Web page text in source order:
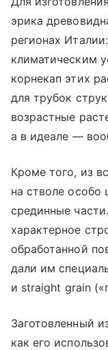
эрика
регионах
климатическим
корнекап этих
для трубок
возрастные
а в идеале —
Кроме того, из
на стволе особо
срединные
характерное
обработанной
дали им
и straight grain
Заготовленный
как его